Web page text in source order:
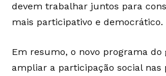
devem trabalhar juntos para
mais participativo e democrático.
Em resumo, o novo programa do
ampliar a participação social